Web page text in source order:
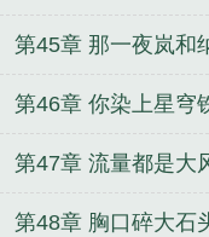
第45章 那一夜岚和
第46章 你染上星穹
第47章 流量都是大
第48章 胸口碎大石